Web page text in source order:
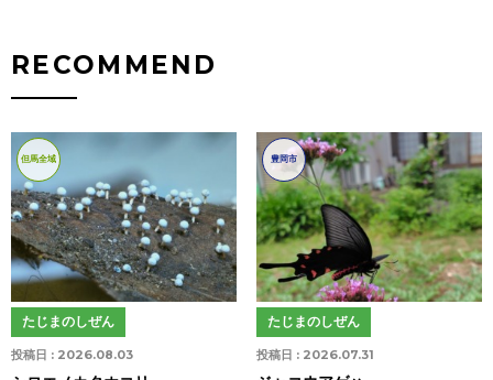
RECOMMEND
但馬全域
投稿日 : 2026.08.03
たじまのしぜん
豊岡市
投稿日 : 2026.07.31
たじまのしぜん